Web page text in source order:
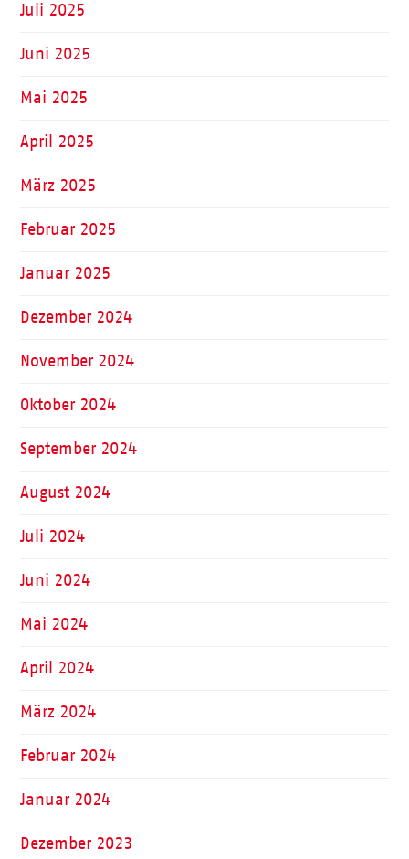
Juli 2025
Juni 2025
Mai 2025
April 2025
März 2025
Februar 2025
Januar 2025
Dezember 2024
November 2024
Oktober 2024
September 2024
August 2024
Juli 2024
Juni 2024
Mai 2024
April 2024
März 2024
Februar 2024
Januar 2024
Dezember 2023